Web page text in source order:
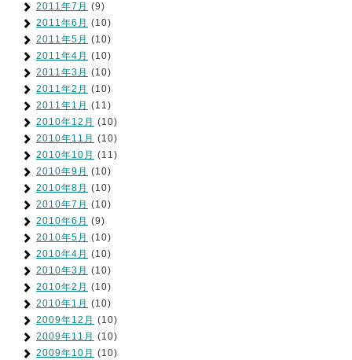
2011年7月 (9)
2011年6月 (10)
2011年5月 (10)
2011年4月 (10)
2011年3月 (10)
2011年2月 (10)
2011年1月 (11)
2010年12月 (10)
2010年11月 (10)
2010年10月 (11)
2010年9月 (10)
2010年8月 (10)
2010年7月 (10)
2010年6月 (9)
2010年5月 (10)
2010年4月 (10)
2010年3月 (10)
2010年2月 (10)
2010年1月 (10)
2009年12月 (10)
2009年11月 (10)
2009年10月 (10)